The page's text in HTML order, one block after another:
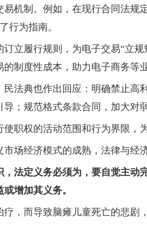
机制。例如，在现行合同法
行为指南。
立履行规则，为电子交易“立
制度性成本，助力电子商务等
法典也作出回应：明确禁止
导；规范格式条款合同，加大
职权的活动范围和行为界限，
场经济模式的成熟，法律与经
法定义务必须为，要自觉主
增加其义务。
，而导致脑瘫儿童死亡的悲剧